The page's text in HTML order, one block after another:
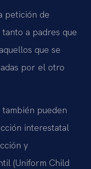
petición de
a padres que
que se
por el otro
también pueden
interestatal
y
(Uniform Child